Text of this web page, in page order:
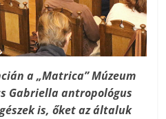
a „Matrica” Múzeum
Gabriella antropológus
is, őket az általuk